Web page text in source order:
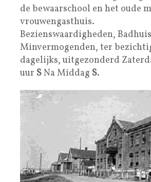
de bewaarschool en het oude
vrouwengasthuis.
Bezienswaardigheden,
Minvermogenden, ter
dagelijks, uitgezonderd
uur SNa Middag S.